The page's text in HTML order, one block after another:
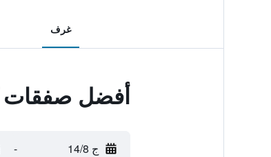
غرف
أفضل صفقات
ج 14/8 -